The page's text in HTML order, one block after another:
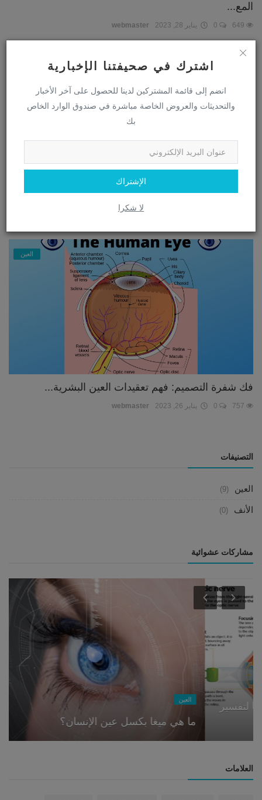
اشترك في صحيفتنا الإخبارية
انضم إلى قائمة المشتركين لدينا للحصول على آخر الأخبار
والتحديثات والعروض الخاصة مباشرة في صندوق الوارد الخاص
بك
الإشتراك
لا شكرا
المع...
webmaster يناير 28, 2023
كشف أسرار العين: رحلة عبر تاريخ طب العيون...
webmaster
العين
فك شفرة التصميم: فهم تعقيدات العين البشرية...
webmaster يناير 26, 2023
التصنيفات
العين (9)
الأنف (0)
مشاركات عشوائية
ما هي ميغا بكسل عين الإنسان؟
العلامات